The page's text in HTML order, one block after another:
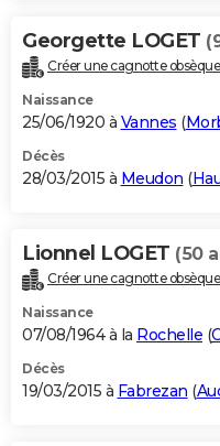
Georgette LOGET
Créer une cagnotte
Naissance
25/06/1920 à Vannes (
Décès
28/03/2015 à Meudon (
Lionnel LOGET (50
Créer une cagnotte
Naissance
07/08/1964 à la Rochelle (
Décès
19/03/2015 à Fabrezan (